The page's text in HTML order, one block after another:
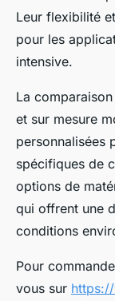
Leur flexibilité
pour les
intensive.
La
et sur mesure
personnalisées
spécifiques de
options de
qui offrent une
conditions
Pour
vous sur